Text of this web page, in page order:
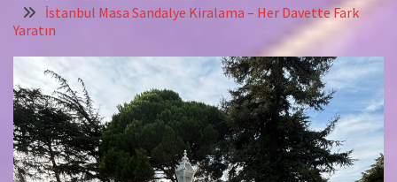
İstanbul Masa Sandalye Kiralama – Her Davette Fark
Yaratın